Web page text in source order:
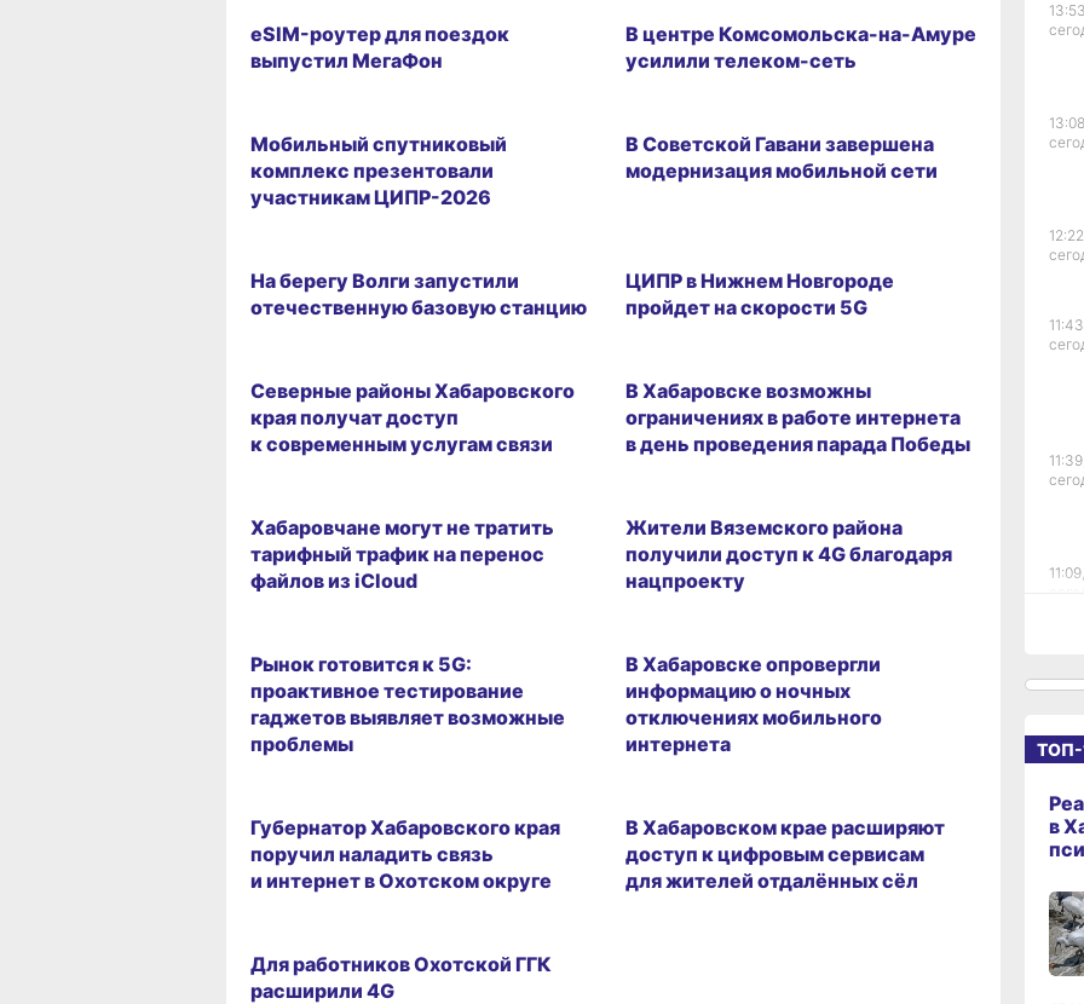
eSIM-роутер для поездок
выпустил МегаФон
В центре Комсомольска-на-Амуре
усилили телеком-сеть
Мобильный спутниковый
комплекс презентовали
участникам ЦИПР-2026
В Советской Гавани завершена
модернизация мобильной сети
На берегу Волги запустили
отечественную базовую станцию
ЦИПР в Нижнем Новгороде
пройдет на скорости 5G
Северные районы Хабаровского
края получат доступ
к современным услугам связи
В Хабаровске возможны
ограничениях в работе интернета
в день проведения парада Победы
Хабаровчане могут не тратить
тарифный трафик на перенос
файлов из iCloud
Жители Вяземского района
получили доступ к 4G благодаря
нацпроекту
Рынок готовится к 5G:
проактивное тестирование
гаджетов выявляет возможные
проблемы
В Хабаровске опровергли
информацию о ночных
отключениях мобильного
интернета
Губернатор Хабаровского края
поручил наладить связь
и интернет в Охотском округе
В Хабаровском крае расширяют
доступ к цифровым сервисам
для жителей отдалённых сёл
Для работников Охотской ГГК
расширили 4G
11:39,
11:09,
ТОП-
в